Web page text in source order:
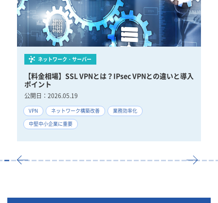
ネットワーク・サーバー
【料金相場】SSL VPNとは？IPsec VPNとの違いと導入
ポイント
公開日： 2026.05.19
VPN ネットワーク構築改善
業務効率化
中堅中小企業に重要